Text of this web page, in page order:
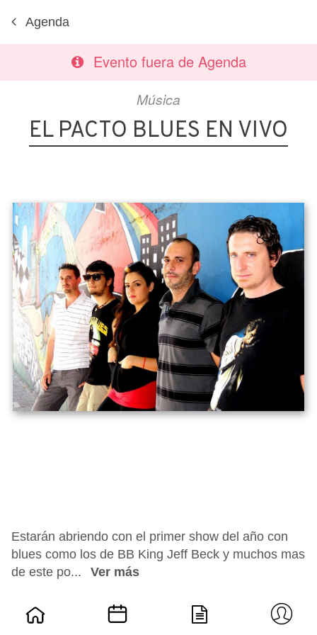
Agenda
Evento fuera de Agenda
Música
EL PACTO BLUES EN VIVO
Estarán abriendo con el primer show del año con
blues como los de BB King Jeff Beck y muchos mas
de este po...
Ver más